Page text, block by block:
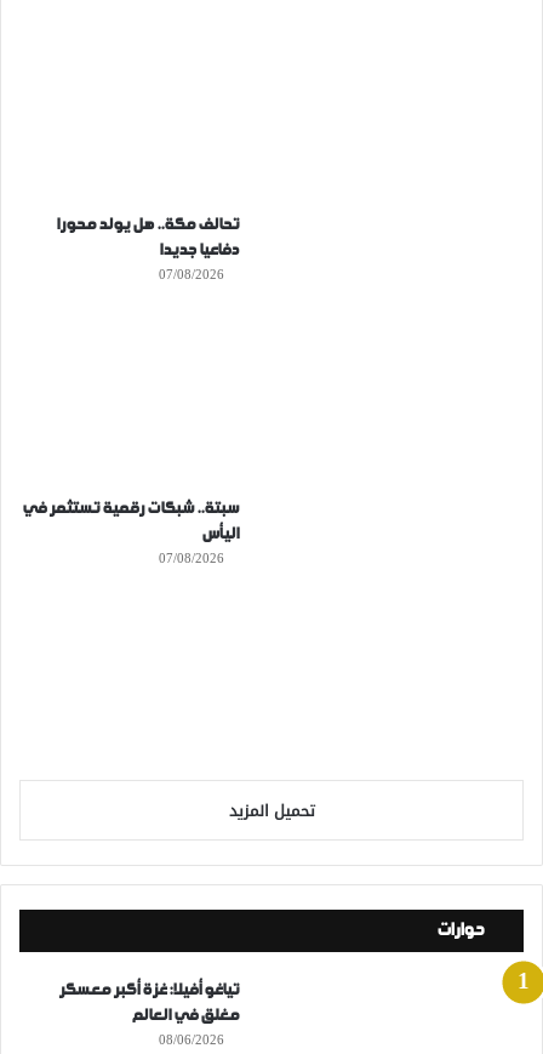
تحالف مكة.. هل يولد محورا
دفاعيا جديدا
07/08/2026
سبتة.. شبكات رقمية تستثمر في
اليأس
07/08/2026
تحميل المزيد
حوارات
تياغو أفيلا: غزة أكبر معسكر
مغلق في العالم
08/06/2026